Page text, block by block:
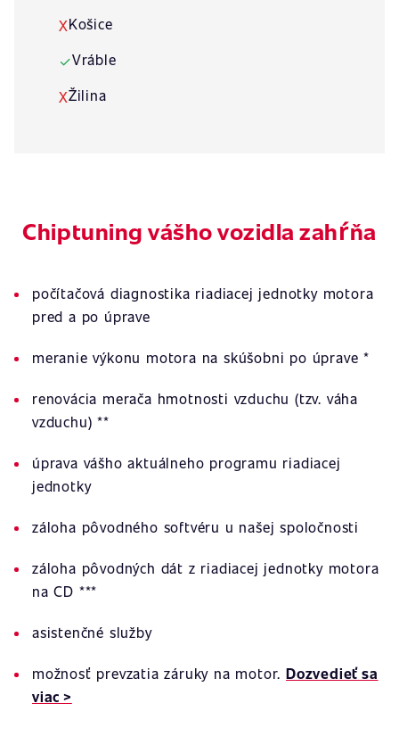
XKošice
✓Vráble
XŽilina
Chiptuning vášho vozidla zahŕňa
počítačová diagnostika riadiacej jednotky motora
pred a po úprave
meranie výkonu motora na skúšobni po úprave *
renovácia merača hmotnosti vzduchu (tzv. váha
vzduchu) **
úprava vášho aktuálneho programu riadiacej
jednotky
záloha pôvodného softvéru u našej spoločnosti
záloha pôvodných dát z riadiacej jednotky motora
na CD ***
asistenčné služby
možnosť prevzatia záruky na motor. Dozvedieť sa
viac >